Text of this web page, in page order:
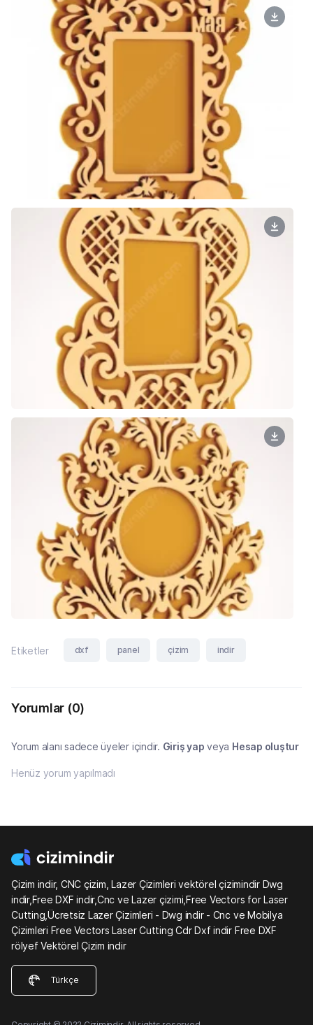
Etiketler dxf panel çizim indir
Yorumlar (0)
Yorum alanı sadece üyeler içindir. Giriş yap veya Hesap oluştur
Henüz yorum yapılmadı
Çizim indir, CNC çizim, Lazer Çizimleri vektörel çizimindir Dwg
indir,Free DXF indir,Cnc ve Lazer çizimi,Free Vectors for Laser
Cutting,Ücretsiz Lazer Çizimleri - Dwg indir - Cnc ve Mobilya
Çizimleri Free Vectors Laser Cutting Cdr Dxf indir Free DXF
rölyef Vektörel Çizim indir
Türkçe